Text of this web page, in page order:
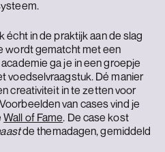
écht in de praktijk aan de slag
wordt gematcht met een
ga je in een groepje
voedselvraagstuk. Dé manier
creativiteit in te zetten voor
van cases vind je
Wall of Fame. De case kost
de themadagen, gemiddeld